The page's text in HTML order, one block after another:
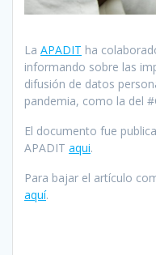
La APADIT ha
informando sobre las
difusión de datos
pandemia, como la del
El documento fue
APADIT aqui.
Para bajar el artículo
aquí.